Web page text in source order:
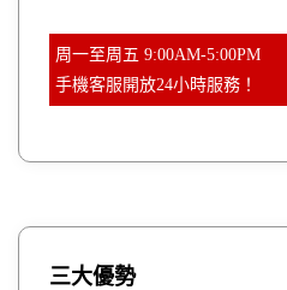
周一至周五 9:00AM-5:00PM
手機客服開放24小時服務！
三大優勢